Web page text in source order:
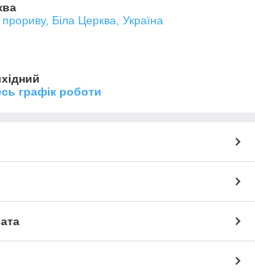
прориву, Біла Церква, Україна
графік роботи